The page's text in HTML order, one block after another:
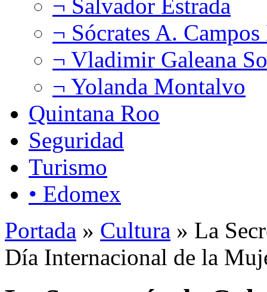
¬ Salvador Estrada
¬ Sócrates A.
¬ Vladimir Galeana
¬ Yolanda Montalvo
Quintana Roo
Seguridad
Turismo
• Edomex
Portada » Cultura » La
Día Internacional de la